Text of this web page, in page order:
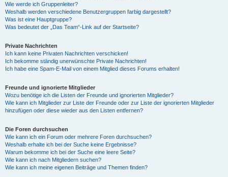
Wie werde ich Gruppenleiter?
Weshalb werden verschiedene Benutzergruppen farbig dargestellt?
Was ist eine Hauptgruppe?
Was bedeutet der „Das Team“-Link auf der Startseite?
Private Nachrichten
Ich kann keine Privaten Nachrichten verschicken!
Ich bekomme ständig unerwünschte Private Nachrichten!
Ich habe eine Spam-E-Mail von einem Mitglied dieses Forums erhalten!
Freunde und ignorierte Mitglieder
Wozu benötige ich die Listen der Freunde und ignorierten Mitglieder?
Wie kann ich Mitglieder zur Liste der Freunde oder zur Liste der ignorierten Mitglieder
hinzufügen oder diese wieder aus den Listen entfernen?
Die Foren durchsuchen
Wie kann ich ein Forum oder mehrere Foren durchsuchen?
Weshalb erhalte ich bei der Suche keine Ergebnisse?
Warum bekomme ich bei der Suche eine leere Seite?
Wie kann ich nach Mitgliedern suchen?
Wie kann ich meine eigenen Beiträge und Themen finden?